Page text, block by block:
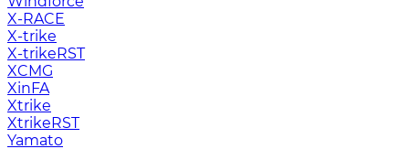
X-RACE
X-trike
X-trikeRST
XCMG
XinFA
Xtrike
XtrikeRST
Yamato